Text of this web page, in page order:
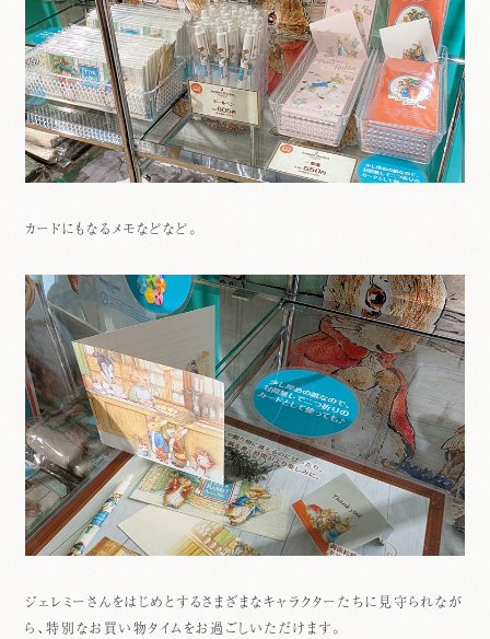
カードにもなるメモなどなど。
ジェレミーさんをはじめとするさまざまなキャラクターたちに見守られなが
ら、特別なお買い物タイムをお過ごしいただけます。